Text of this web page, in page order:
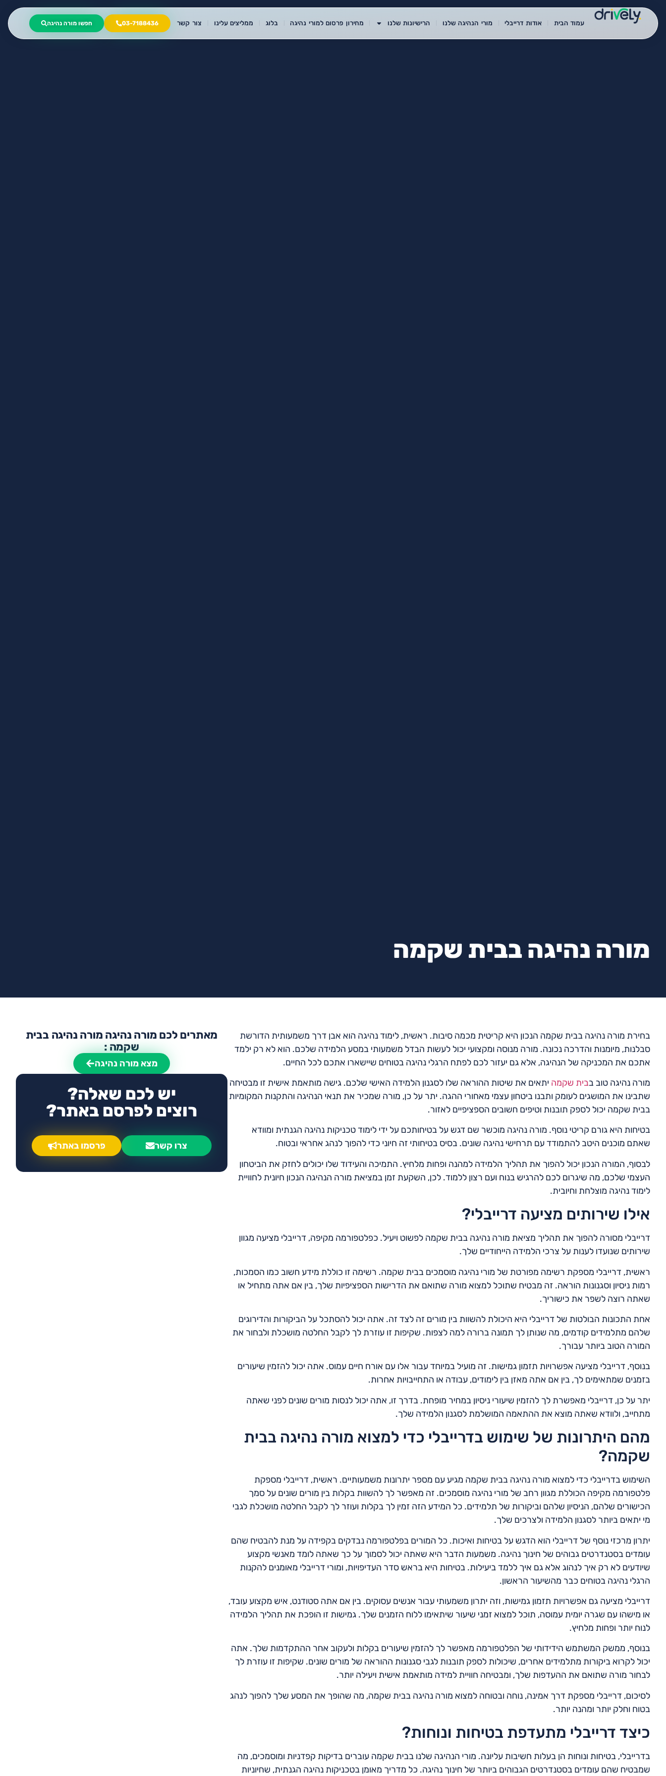
עמוד הבית אודות דרייבלי מורי הנהיגה שלנו הרישיונות שלנו מחירון פרסום למורי נהיגה בלוג ממליצים עלינו צור קשר 03-7188436 חפשו מורה נהיגה
מורה נהיגה בבית שקמה
בחירת מורה נהיגה בבית שקמה הנכון היא קריטית מכמה סיבות. ראשית, לימוד נהיגה הוא אבן דרך משמעותית הדורשת
סבלנות, מיומנות והדרכה נכונה. מורה מנוסה ומקצועי יכול לעשות הבדל משמעותי במסע הלמידה שלכם. הוא לא רק ילמד
אתכם את המכניקה של הנהיגה, אלא גם יעזור לכם לפתח הרגלי נהיגה בטוחים שיישארו אתכם לכל החיים.
מורה נהיגה טוב בבית שקמה יתאים את שיטות ההוראה שלו לסגנון הלמידה האישי שלכם. גישה מותאמת אישית זו מבטיחה
שתבינו את המושגים לעומק ותבנו ביטחון עצמי מאחורי ההגה. יתר על כן, מורה שמכיר את תנאי הנהיגה והתקנות המקומיות
בבית שקמה יכול לספק תובנות וטיפים חשובים הספציפיים לאזור.
בטיחות היא גורם קריטי נוסף. מורה נהיגה מוכשר שם דגש על בטיחותכם על ידי לימוד טכניקות נהיגה הגנתית ומוודא
שאתם מוכנים היטב להתמודד עם תרחישי נהיגה שונים. בסיס בטיחותי זה חיוני כדי להפוך לנהג אחראי ובטוח.
לבסוף, המורה הנכון יכול להפוך את תהליך הלמידה למהנה ופחות מלחיץ. התמיכה והעידוד שלו יכולים לחזק את הביטחון
העצמי שלכם, מה שיגרום לכם להרגיש בנוח ועם רצון ללמוד. לכן, השקעת זמן במציאת מורה הנהיגה הנכון חיונית לחוויית
לימוד נהיגה מוצלחת וחיובית.
אילו שירותים מציעה דרייבלי?
דרייבלי מסורה להפוך את תהליך מציאת מורה נהיגה בבית שקמה לפשוט ויעיל. כפלטפורמה מקיפה, דרייבלי מציעה מגוון
שירותים שנועדו לענות על צרכי הלמידה הייחודיים שלך.
ראשית, דרייבלי מספקת רשימה מפורטת של מורי נהיגה מוסמכים בבית שקמה. רשימה זו כוללת מידע חשוב כמו הסמכות,
רמות ניסיון וסגנונות הוראה. זה מבטיח שתוכל למצוא מורה שתואם את הדרישות הספציפיות שלך, בין אם אתה מתחיל או
שאתה רוצה לשפר את כישוריך.
אחת התכונות הבולטות של דרייבלי היא היכולת להשוות בין מורים זה לצד זה. אתה יכול להסתכל על הביקורות והדירוגים
שלהם מתלמידים קודמים, מה שנותן לך תמונה ברורה למה לצפות. שקיפות זו עוזרת לך לקבל החלטה מושכלת ולבחור את
המורה הטוב ביותר עבורך.
בנוסף, דרייבלי מציעה אפשרויות תזמון גמישות. זה מועיל במיוחד עבור אלו עם אורח חיים עמוס. אתה יכול להזמין שיעורים
בזמנים שמתאימים לך, בין אם אתה מאזן בין לימודים, עבודה או התחייבויות אחרות.
יתר על כן, דרייבלי מאפשרת לך להזמין שיעורי ניסיון במחיר מופחת. בדרך זו, אתה יכול לנסות מורים שונים לפני שאתה
מתחייב, ולוודא שאתה מוצא את ההתאמה המושלמת לסגנון הלמידה שלך.
מהם היתרונות של שימוש בדרייבלי כדי למצוא מורה נהיגה בבית
שקמה?
השימוש בדרייבלי כדי למצוא מורה נהיגה בבית שקמה מגיע עם מספר יתרונות משמעותיים. ראשית, דרייבלי מספקת
פלטפורמה מקיפה הכוללת מגוון רחב של מורי נהיגה מוסמכים. זה מאפשר לך להשוות בקלות בין מורים שונים על סמך
הכישורים שלהם, הניסיון שלהם וביקורות של תלמידים. כל המידע הזה זמין לך בקלות ועוזר לך לקבל החלטה מושכלת לגבי
מי יתאים ביותר לסגנון הלמידה ולצרכים שלך.
יתרון מרכזי נוסף של דרייבלי הוא הדגש על בטיחות ואיכות. כל המורים בפלטפורמה נבדקים בקפידה על מנת להבטיח שהם
עומדים בסטנדרטים גבוהים של חינוך נהיגה. משמעות הדבר היא שאתה יכול לסמוך על כך שאתה לומד מאנשי מקצוע
שיודעים לא רק איך לנהוג אלא גם איך ללמד ביעילות. בטיחות היא בראש סדר העדיפויות, ומורי דרייבלי מאומנים להקנות
הרגלי נהיגה בטוחים כבר מהשיעור הראשון.
דרייבלי מציעה גם אפשרויות תזמון גמישות, וזה יתרון משמעותי עבור אנשים עסוקים. בין אם אתה סטודנט, איש מקצוע עובד,
או מישהו עם שגרה יומית עמוסה, תוכל למצוא זמני שיעור שיתאימו ללוח הזמנים שלך. גמישות זו הופכת את תהליך הלמידה
לנוח יותר ופחות מלחיץ.
בנוסף, ממשק המשתמש הידידותי של הפלטפורמה מאפשר לך להזמין שיעורים בקלות ולעקוב אחר ההתקדמות שלך. אתה
יכול לקרוא ביקורות מתלמידים אחרים, שיכולות לספק תובנות לגבי סגנונות ההוראה של מורים שונים. שקיפות זו עוזרת לך
לבחור מורה שתואם את ההעדפות שלך, ומבטיחה חוויית למידה מותאמת אישית ויעילה יותר.
לסיכום, דרייבלי מספקת דרך אמינה, נוחה ובטוחה למצוא מורה נהיגה בבית שקמה, מה שהופך את המסע שלך להפוך לנהג
בטוח וחלק יותר ומהנה יותר.
כיצד דרייבלי מתעדפת בטיחות ונוחות?
בדרייבלי, בטיחות ונוחות הן בעלות חשיבות עליונה. מורי הנהיגה שלנו בבית שקמה עוברים בדיקות קפדניות ומוסמכים, מה
שמבטיח שהם עומדים בסטנדרטים הגבוהים ביותר של חינוך נהיגה. כל מדריך מאומן בטכניקות נהיגה הגנתית, שחיוניות
מאתרים לכם מורה נהיגה מורה נהיגה בבית
שקמה :
מצא מורה נהיגה
יש לכם שאלה?
רוצים לפרסם באתר?
צרו קשר פרסמו באתר